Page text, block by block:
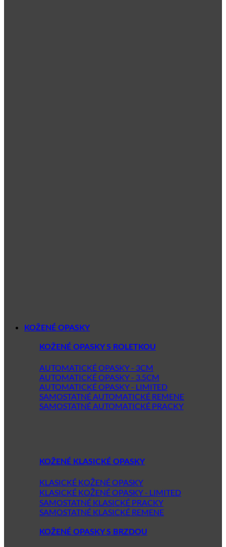
KOŽENÉ OPASKY
KOŽENÉ OPASKY S ROLETKOU
AUTOMATICKÉ OPASKY - 3CM
AUTOMATICKÉ OPASKY - 3.5CM
AUTOMATICKÉ OPASKY - LIMITED
SAMOSTATNÉ AUTOMATICKÉ REMENE
SAMOSTATNÉ AUTOMATICKÉ PRACKY
KOŽENÉ KLASICKÉ OPASKY
KLASICKÉ KOŽENÉ OPASKY
KLASICKÉ KOŽENÉ OPASKY - LIMITED
SAMOSTATNÉ KLASICKÉ PRACKY
SAMOSTATNÉ KLASICKÉ REMENE
KOŽENÉ OPASKY S BRZDOU